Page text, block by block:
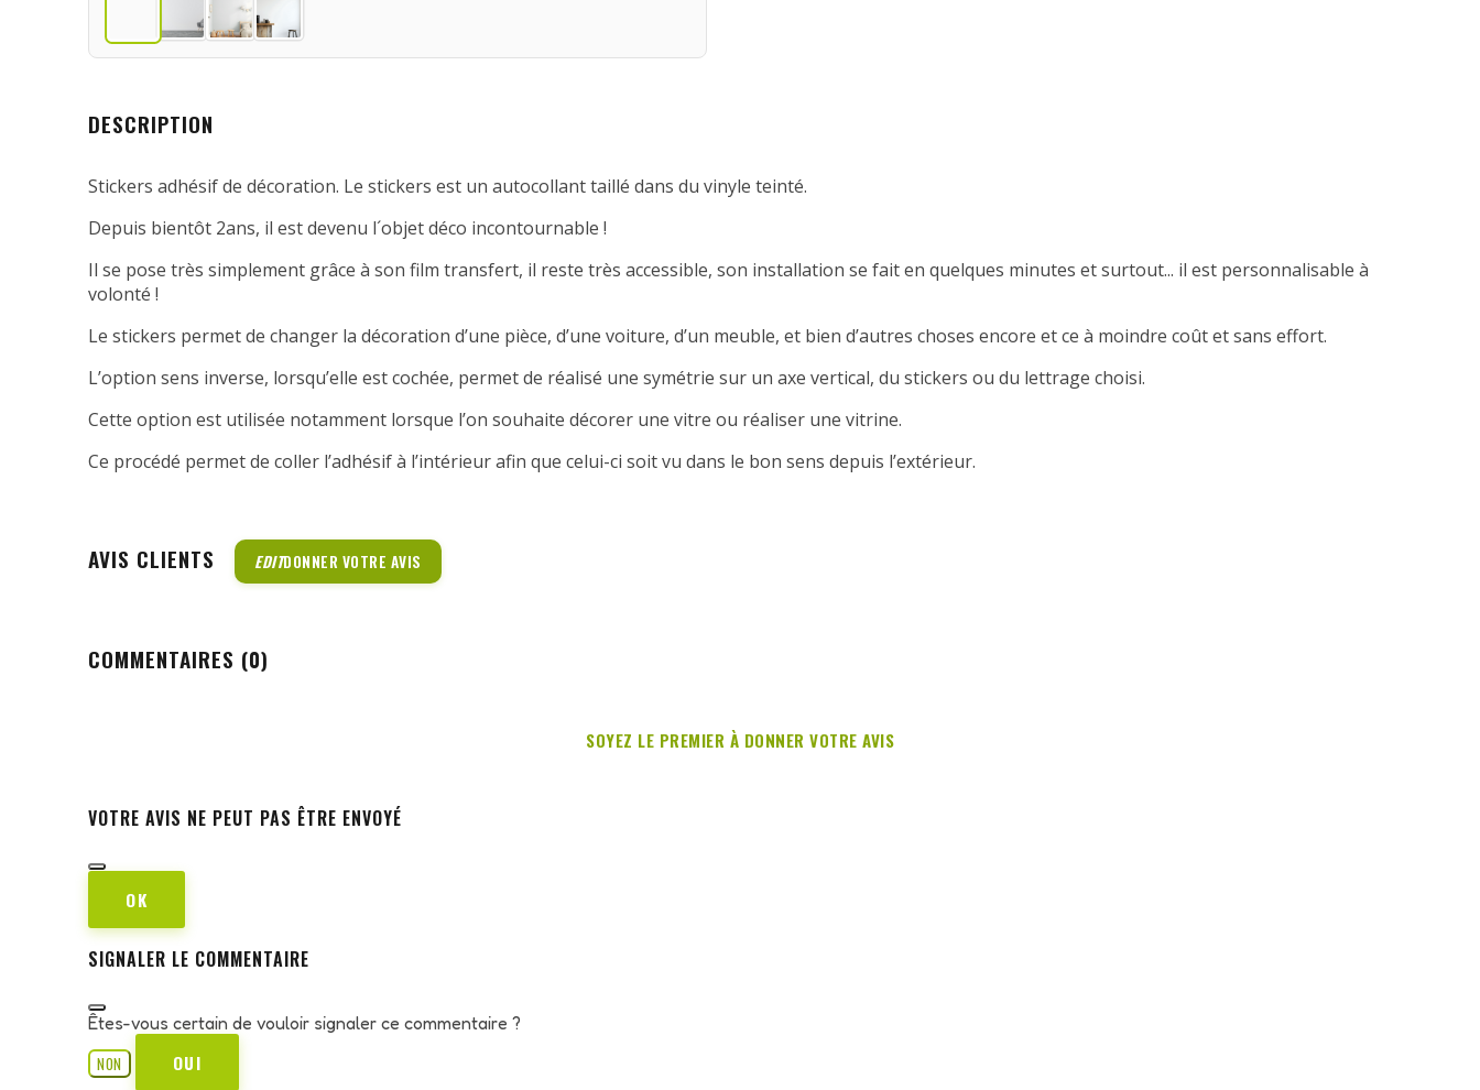
DESCRIPTION
Stickers adhésif de décoration. Le stickers est un autocollant taillé dans du vinyle teinté.
Depuis bientôt 2ans, il est devenu l´objet déco incontournable !
Il se pose très simplement grâce à son film transfert, il reste très accessible, son installation se fait en quelques minutes et surtout... il est personnalisable à
volonté !
Le stickers permet de changer la décoration d’une pièce, d’une voiture, d’un meuble, et bien d’autres choses encore et ce à moindre coût et sans effort.
L’option sens inverse, lorsqu’elle est cochée, permet de réalisé une symétrie sur un axe vertical, du stickers ou du lettrage choisi.
Cette option est utilisée notamment lorsque l’on souhaite décorer une vitre ou réaliser une vitrine.
Ce procédé permet de coller l’adhésif à l’intérieur afin que celui-ci soit vu dans le bon sens depuis l’extérieur.
AVIS CLIENTS EDITDONNER VOTRE AVIS
COMMENTAIRES (0)
SOYEZ LE PREMIER À DONNER VOTRE AVIS
VOTRE AVIS NE PEUT PAS ÊTRE ENVOYÉ
OK
SIGNALER LE COMMENTAIRE
Êtes-vous certain de vouloir signaler ce commentaire ?
NON
OUI